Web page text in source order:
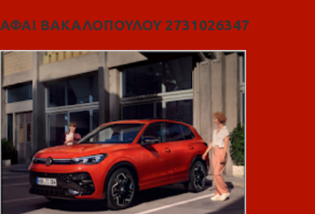
ΑΦΑΙ ΒΑΚΑΛΟΠΟΥΛΟΥ 2731026347